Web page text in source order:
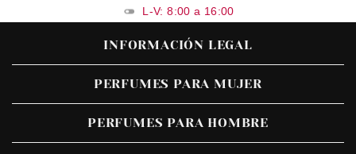
L-V: 8:00 a 16:00
INFORMACIÓN LEGAL
PERFUMES PARA MUJER
PERFUMES PARA HOMBRE